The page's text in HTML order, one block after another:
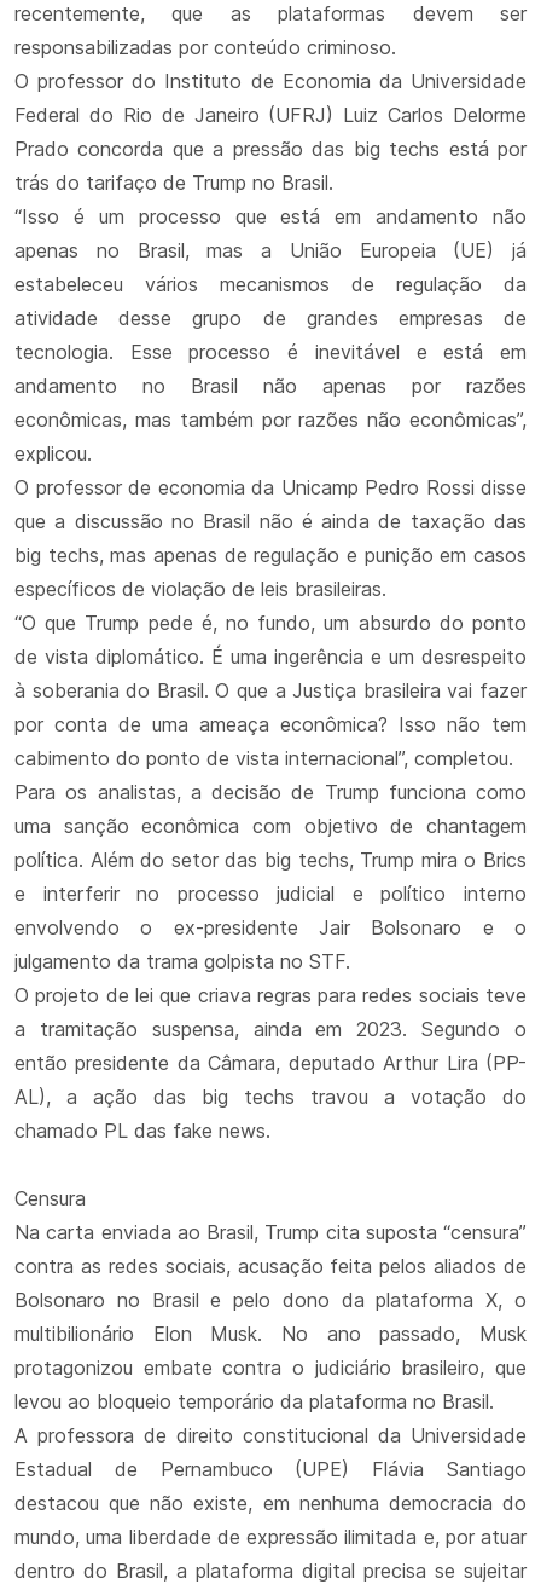
recentemente, que as plataformas devem ser
responsabilizadas por conteúdo criminoso.
O professor do Instituto de Economia da Universidade
Federal do Rio de Janeiro (UFRJ) Luiz Carlos Delorme
Prado concorda que a pressão das big techs está por
trás do tarifaço de Trump no Brasil.
“Isso é um processo que está em andamento não
apenas no Brasil, mas a União Europeia (UE) já
estabeleceu vários mecanismos de regulação da
atividade desse grupo de grandes empresas de
tecnologia. Esse processo é inevitável e está em
andamento no Brasil não apenas por razões
econômicas, mas também por razões não econômicas”,
explicou.
O professor de economia da Unicamp Pedro Rossi disse
que a discussão no Brasil não é ainda de taxação das
big techs, mas apenas de regulação e punição em casos
específicos de violação de leis brasileiras.
“O que Trump pede é, no fundo, um absurdo do ponto
de vista diplomático. É uma ingerência e um desrespeito
à soberania do Brasil. O que a Justiça brasileira vai fazer
por conta de uma ameaça econômica? Isso não tem
cabimento do ponto de vista internacional”, completou.
Para os analistas, a decisão de Trump funciona como
uma sanção econômica com objetivo de chantagem
política. Além do setor das big techs, Trump mira o Brics
e interferir no processo judicial e político interno
envolvendo o ex-presidente Jair Bolsonaro e o
julgamento da trama golpista no STF.
O projeto de lei que criava regras para redes sociais teve
a tramitação suspensa, ainda em 2023. Segundo o
então presidente da Câmara, deputado Arthur Lira (PP-
AL), a ação das big techs travou a votação do
chamado PL das fake news.
Censura
Na carta enviada ao Brasil, Trump cita suposta “censura”
contra as redes sociais, acusação feita pelos aliados de
Bolsonaro no Brasil e pelo dono da plataforma X, o
multibilionário Elon Musk. No ano passado, Musk
protagonizou embate contra o judiciário brasileiro, que
levou ao bloqueio temporário da plataforma no Brasil.
A professora de direito constitucional da Universidade
Estadual de Pernambuco (UPE) Flávia Santiago
destacou que não existe, em nenhuma democracia do
mundo, uma liberdade de expressão ilimitada e, por atuar
dentro do Brasil, a plataforma digital precisa se sujeitar